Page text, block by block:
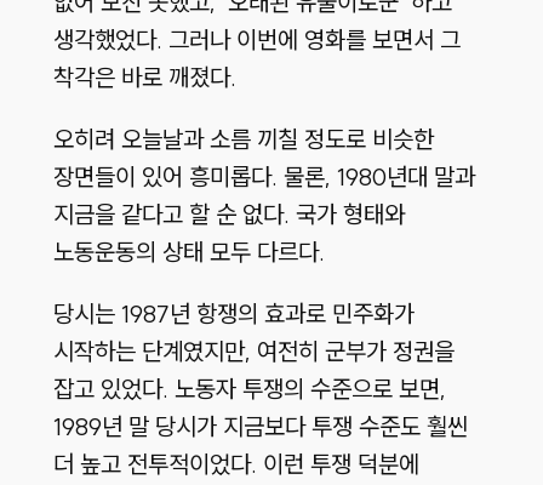
생각했었다. 그러나 이번에 영화를 보면서 그
착각은 바로 깨졌다.
오히려 오늘날과 소름 끼칠 정도로 비슷한
장면들이 있어 흥미롭다. 물론, 1980년대 말과
지금을 같다고 할 순 없다. 국가 형태와
노동운동의 상태 모두 다르다.
당시는 1987년 항쟁의 효과로 민주화가
시작하는 단계였지만, 여전히 군부가 정권을
잡고 있었다. 노동자 투쟁의 수준으로 보면,
1989년 말 당시가 지금보다 투쟁 수준도 훨씬
더 높고 전투적이었다. 이런 투쟁 덕분에